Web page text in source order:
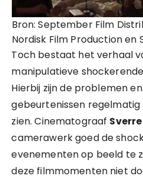
Bron: September Film
Nordisk Film Production en
Toch bestaat het verhaal
manipulatieve
Hierbij zijn de problemen
gebeurtenissen
zien. Cinematograaf
camerawerk goed de
evenementen op beeld te
deze filmmomenten niet